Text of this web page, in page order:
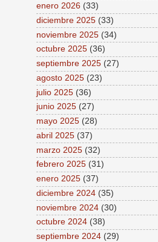
enero 2026 (33)
diciembre 2025 (33)
noviembre 2025 (34)
octubre 2025 (36)
septiembre 2025 (27)
agosto 2025 (23)
julio 2025 (36)
junio 2025 (27)
mayo 2025 (28)
abril 2025 (37)
marzo 2025 (32)
febrero 2025 (31)
enero 2025 (37)
diciembre 2024 (35)
noviembre 2024 (30)
octubre 2024 (38)
septiembre 2024 (29)